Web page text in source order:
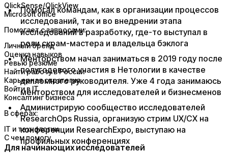
Помогал командам, как в организации процессов
исследований, так и во внедрении этапа
исследований в разработку, где-то выступал в
роли скрам-мастера и владельца бэклога
Менторством начал заниматься в 2019 году после
полугодового участия в Нетологии в качестве
дипломного руководителя. Уже 4 года занимаюсь
менторством для исследователей и бизнесменов
Администрирую сообщество исследователей
ResearchOps Russia, организую стрим UX/CX на
конференции ResearchExpo, выступаю на
профильных конференциях​
QlickSense/QlickView
Microsoft office
Помогает с запросами:
Личный бренд
Оценка навыков
Ревью резюме
Найти работу в России
Карьерная стратегия
Войти в IT
Консалтинг бизнеса
В сферах:
IT и технологии
С чем помогу
Для начинающих исследователей